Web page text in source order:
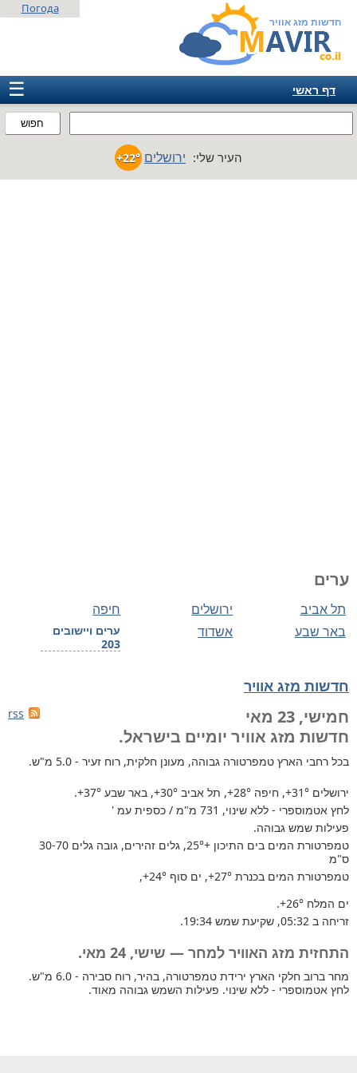
חדשות מזג אוויר
חפוש
Погода
☰
דף ראשי
אמריקה
העיר שלי: ירושלים +22°
ערים
חיפה ירושלים תל אביב
ערים ויישובים
203
אשדוד באר שבע
חדשות מזג אוויר
rss
חמישי, 23 מאי
חדשות מזג אוויר יומיים בישראל.
בכל רחבי הארץ טמפרטורה גבוהה, מעונן חלקית, רוח זעיר - 5.0 מ"ש.
ירושלים +31°, חיפה +28°, תל אביב +30°, באר שבע +37°
.
לחץ אטמוספרי - ללא שינוי, 731 מ"מ / כספית עמ '
פעילות שמש גבוהה.
טמפרטורת המים בים התיכון +25°
, גלים זהירים, גובה גלים 30-70
ס"מ
טמפרטורת המים בכנרת +27°, ים סוף +24°
,
ים המלח +26°
.
זריחה ב 05:32, שקיעת שמש 19:34.
התחזית מזג האוויר למחר — שישי, 24 מאי.
מחר ברוב חלקי הארץ ירידת טמפרטורה, בהיר, רוח סבירה - 6.0 מ"ש.
לחץ אטמוספרי - ללא שינוי. פעילות השמש גבוהה מאוד.